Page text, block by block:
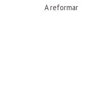
A reformar